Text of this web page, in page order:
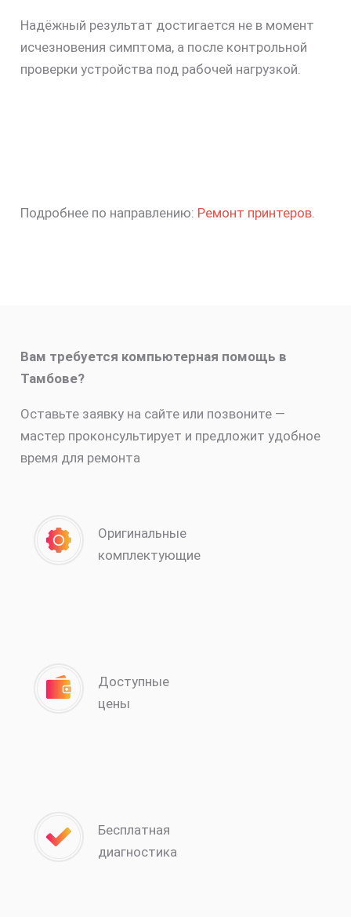
Надёжный результат достигается не в момент
исчезновения симптома, а после контрольной
проверки устройства под рабочей нагрузкой.
Подробнее по направлению: Ремонт принтеров.
Вам требуется компьютерная помощь в
Тамбове?
Оставьте заявку на сайте или позвоните —
мастер проконсультирует и предложит удобное
время для ремонта
Оригинальные
комплектующие
Доступные
цены
Бесплатная
диагностика